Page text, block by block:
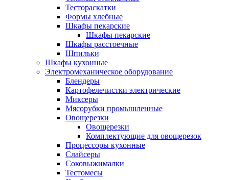
Тестораскатки
Формы хлебные
Шкафы пекарские
Шкафы пекарские
Шкафы расстоечные
Шпильки
Шкафы кухонные
Электромеханическое оборудование
Блендеры
Картофелечистки электрические
Миксеры
Мясорубки промышленные
Овощерезки
Овощерезки
Комплектующие для овощерезок
Процессоры кухонные
Слайсеры
Соковыжималки
Тестомесы